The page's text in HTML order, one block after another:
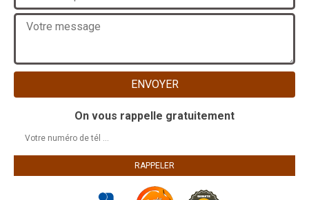
On vous rappelle gratuitement